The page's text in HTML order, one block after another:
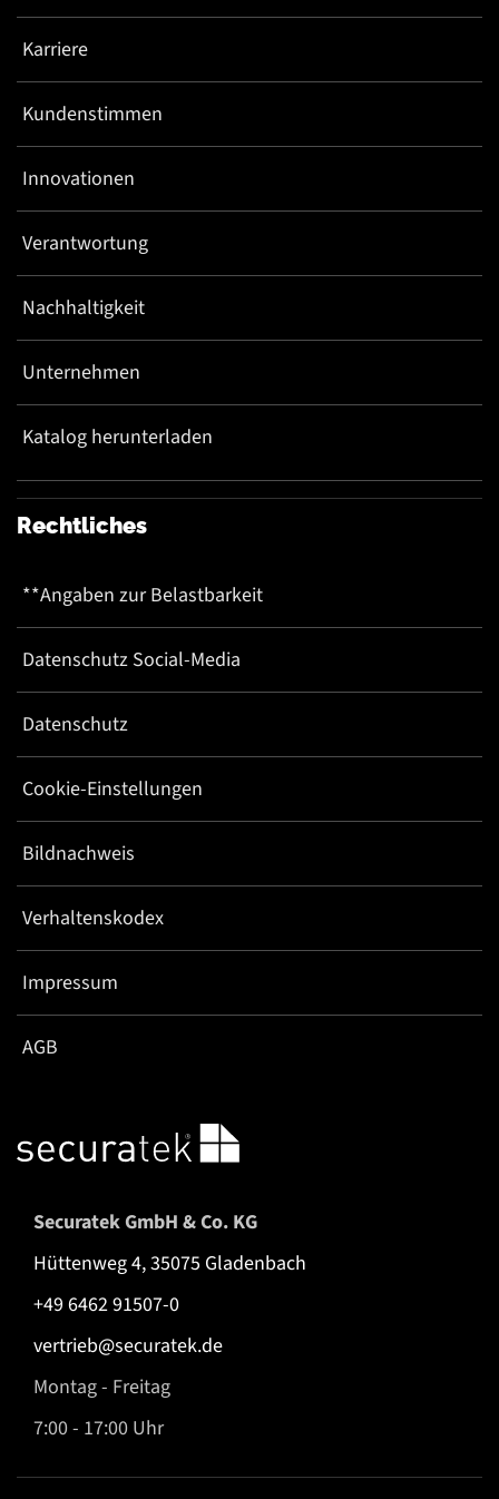
Karriere
Kundenstimmen
Innovationen
Verantwortung
Nachhaltigkeit
Unternehmen
Katalog herunterladen
Rechtliches
**Angaben zur Belastbarkeit
Datenschutz Social-Media
Datenschutz
Cookie-Einstellungen
Bildnachweis
Verhaltenskodex
Impressum
AGB
Securatek GmbH & Co. KG
Hüttenweg 4, 35075 Gladenbach
+49 6462 91507-0
vertrieb@securatek.de
Montag - Freitag
7:00 - 17:00 Uhr